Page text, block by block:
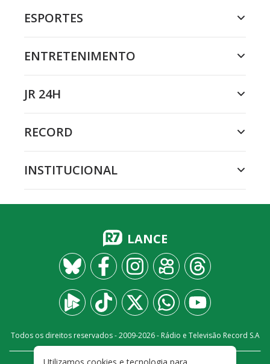
ESPORTES
ENTRETENIMENTO
JR 24H
RECORD
INSTITUCIONAL
LANCE
Todos os direitos reservados - 2009-2026- Rádio e Televisão Record S.A